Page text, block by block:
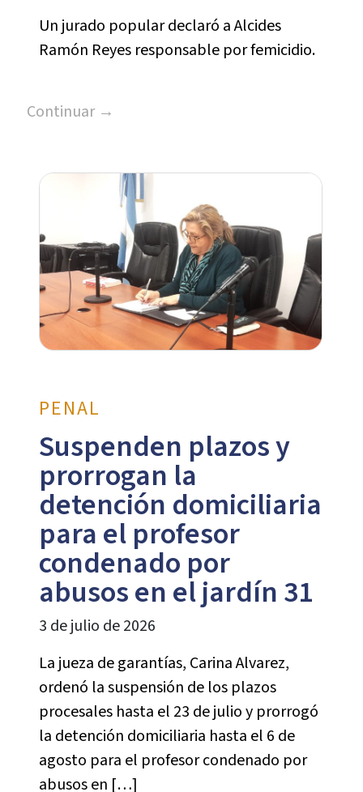
Un jurado popular declaró a Alcides
Ramón Reyes responsable por femicidio.
Continuar →
PENAL
Suspenden plazos y
prorrogan la
detención domiciliaria
para el profesor
condenado por
abusos en el jardín 31
3 de julio de 2026
La jueza de garantías, Carina Alvarez,
ordenó la suspensión de los plazos
procesales hasta el 23 de julio y prorrogó
la detención domiciliaria hasta el 6 de
agosto para el profesor condenado por
abusos en […]